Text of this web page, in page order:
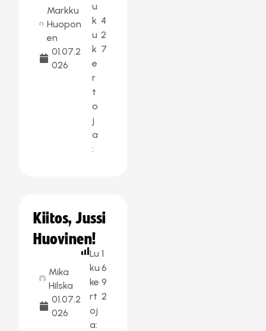
Markku
Huopon
en
01.07.2
026
u
k
u
k
e
r
t
o
j
a
:
4
2
7
Kiitos, Jussi
Huovinen!
Mika
Hilska
01.07.2
026
Lu
ku
ke
rt
oj
a:
1
6
9
2